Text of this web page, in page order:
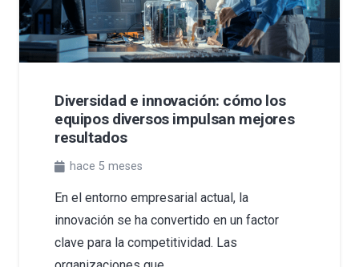
Diversidad e innovación: cómo los
equipos diversos impulsan mejores
resultados
hace 5 meses
En el entorno empresarial actual, la
innovación se ha convertido en un factor
clave para la competitividad. Las